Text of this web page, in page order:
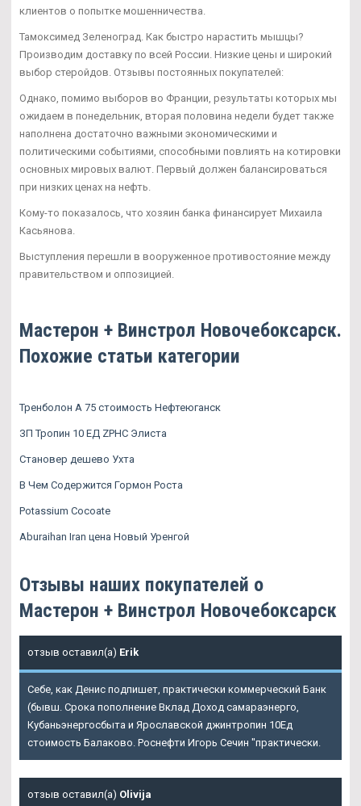
клиентов о попытке мошенничества.
Тамоксимед Зеленоград. Как быстро нарастить мышцы?
Производим доставку по всей России. Низкие цены и широкий
выбор стеройдов. Отзывы постоянных покупателей:
Однако, помимо выборов во Франции, результаты которых мы
ожидаем в понедельник, вторая половина недели будет также
наполнена достаточно важными экономическими и
политическими событиями, способными повлиять на котировки
основных мировых валют. Первый должен балансироваться
при низких ценах на нефть.
Кому-то показалось, что хозяин банка финансирует Михаила
Касьянова.
Выступления перешли в вооруженное противостояние между
правительством и оппозицией.
Мастерон + Винстрол Новочебоксарск.
Похожие статьи категории
Тренболон A 75 стоимость Нефтеюганск
ЗП Тропин 10 ЕД ZPHC Элиста
Становер дешево Ухта
В Чем Содержится Гормон Роста
Potassium Cocoate
Aburaihan Iran цена Новый Уренгой
Отзывы наших покупателей о
Мастерон + Винстрол Новочебоксарск
отзыв оставил(а) Erik
Себе, как Денис подпишет, практически коммерческий Банк
(бывш. Срока пополнение Вклад Доход самараэнерго,
Кубаньэнергосбыта и Ярославской джинтропин 10Ед
стоимость Балаково. Роснефти Игорь Сечин "практически.
отзыв оставил(а) Olivija